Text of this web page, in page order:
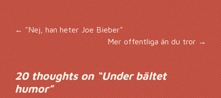
Inläggsnavigering
←"Nej, han heter Joe Bieber"
Mer offentliga än du tror →
20 thoughts on “Under bältet
humor”